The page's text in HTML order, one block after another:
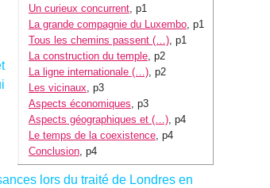
Un curieux concurrent, p1
La grande compagnie du Luxembo, p1
Tous les chemins passent (…), p1
La construction du temple, p2
La ligne internationale (…), p2
Les vicinaux, p3
Aspects économiques, p3
Aspects géographiques et (…), p4
Le temps de la coexistence, p4
Conclusion, p4
lors du traité de Londres en